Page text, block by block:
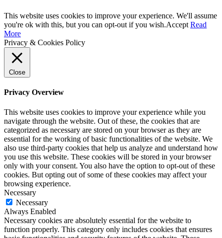
This website uses cookies to improve your experience. We'll assume
you're ok with this, but you can opt-out if you wish.Accept Read
More
Privacy & Cookies Policy
Close
Privacy Overview
This website uses cookies to improve your experience while you
navigate through the website. Out of these, the cookies that are
categorized as necessary are stored on your browser as they are
essential for the working of basic functionalities of the website. We
also use third-party cookies that help us analyze and understand how
you use this website. These cookies will be stored in your browser
only with your consent. You also have the option to opt-out of these
cookies. But opting out of some of these cookies may affect your
browsing experience.
Necessary
Necessary
Always Enabled
Necessary cookies are absolutely essential for the website to
function properly. This category only includes cookies that ensures